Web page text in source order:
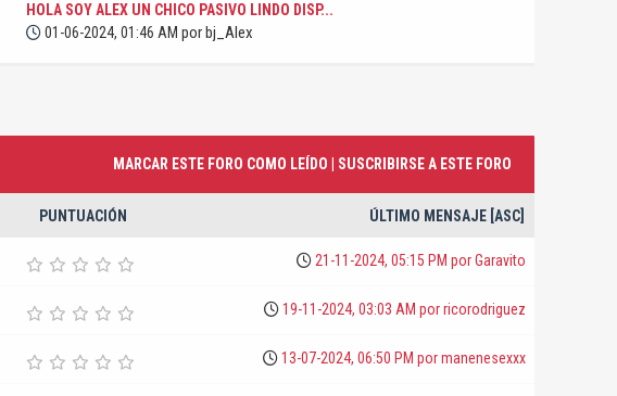
HOLA SOY ALEX UN CHICO PASIVO LINDO DISP...
01-06-2024, 01:46 AM por bj_Alex
MARCAR ESTE FORO COMO LEÍDO SUSCRIBIRSE A ESTE FORO
PUNTUACIÓN ÚLTIMO MENSAJE ASC]
21-11-2024, 05:15 PM por Garavito
19-11-2024, 03:03 AM por ricorodriguez
13-07-2024, 06:50 PM por manenesexxx